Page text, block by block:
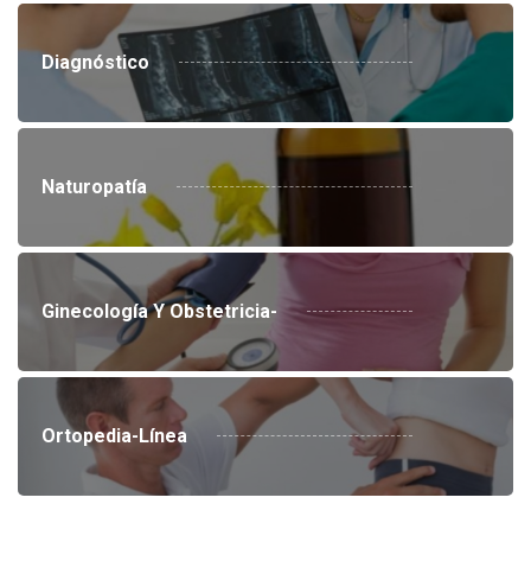
Diagnóstico
Naturopatía
Ginecología Y Obstetricia-
Ortopedia-Línea